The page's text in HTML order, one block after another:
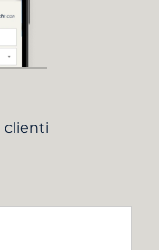
clienti